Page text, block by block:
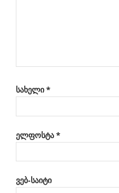
სახელი*
ელფოსტა*
ვებ-საიტი